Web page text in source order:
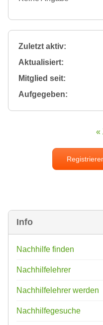
Info
Nachhilfe finden
Nachhilfelehrer
Nachhilfelehrer werden
Nachhilfegesuche
Zuletzt aktiv:
Aktualisiert:
Mitglied seit:
Aufgegeben:
«